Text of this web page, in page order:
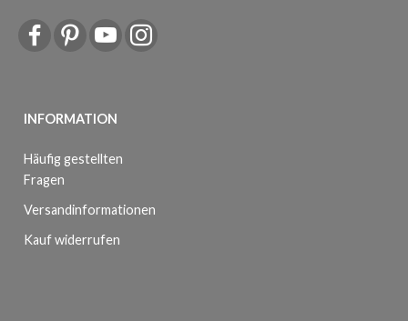
INFORMATION
Häufig gestellten
Fragen
Versandinformationen
Kauf widerrufen